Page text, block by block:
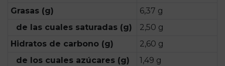
Grasas (g)
6,37 g
de las cuales saturadas (g)
2,50 g
Hidratos de carbono (g)
2,60 g
de los cuales azúcares (g)
1,49 g